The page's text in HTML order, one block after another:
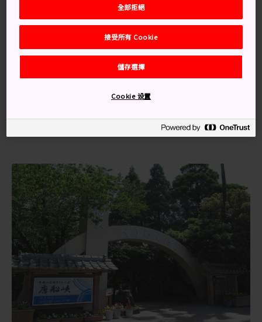
以創新的方式輕鬆享用流水素麵
交通方式
和知覽地區，可以輕鬆抵達唐船峽流水素麵
要 25 分鐘。
全部拒絕
接受所有 Cookie
儲存選擇
Cookie 设置